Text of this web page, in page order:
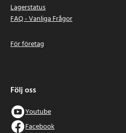
Lagerstatus
FAQ - Vanliga Frågor
För företag
Följ oss
Youtube
Facebook